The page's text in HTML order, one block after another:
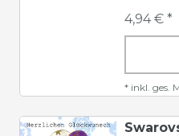
4,94 € *
* inkl. ges.